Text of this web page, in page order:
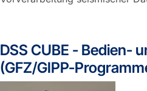
DSS CUBE - Bedien-
(GFZ/GIPP-